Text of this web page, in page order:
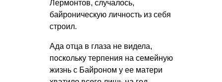
Лермонтов, случалось,
байроническую личность из себя
строил.
Ада отца в глаза не видела,
поскольку терпения на семейную
жизнь с Байроном у ее матери